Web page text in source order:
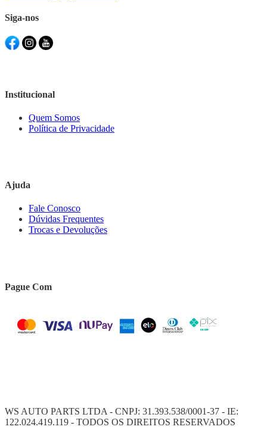
Siga-nos
Institucional
Quem Somos
Política de Privacidade
Ajuda
Fale Conosco
Dúvidas Frequentes
Trocas e Devoluções
Pague Com
WS AUTO PARTS LTDA - CNPJ: 31.393.538/0001-37 - IE:
122.024.419.119 - TODOS OS DIREITOS RESERVADOS